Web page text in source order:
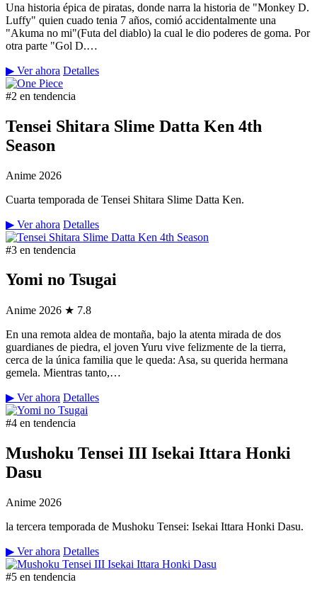
Una historia épica de piratas, donde narra la historia de "Monkey D.
Luffy" quien cuado tenia 7 años, comió accidentalmente una
"Akuma no mi"(Futa del diablo) la cual le dio poderes de goma. Por
otra parte "Gol D.…
▶ Ver ahora Detalles
#2 en tendencia
Tensei Shitara Slime Datta Ken 4th
Season
Anime 2026
Cuarta temporada de Tensei Shitara Slime Datta Ken.
▶ Ver ahora Detalles
#3 en tendencia
Yomi no Tsugai
Anime 2026 ★ 7.8
En una remota aldea de montaña, bajo la atenta mirada de dos
guardianes de piedra, el joven Yuru vive felizmente de la tierra,
cerca de la única familia que le queda: Asa, su querida hermana
gemela. Mientras tanto,…
▶ Ver ahora Detalles
#4 en tendencia
Mushoku Tensei III Isekai Ittara Honki
Dasu
Anime 2026
la tercera temporada de Mushoku Tensei: Isekai Ittara Honki Dasu.
▶ Ver ahora Detalles
#5 en tendencia